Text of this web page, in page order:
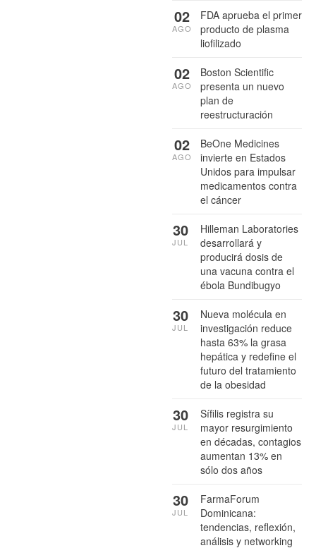
FDA aprueba el primer
producto de plasma
liofilizado
02
AGO
Boston Scientific
presenta un nuevo
plan de
reestructuración
02
AGO
BeOne Medicines
invierte en Estados
Unidos para impulsar
medicamentos contra
el cáncer
02
AGO
Hilleman Laboratories
desarrollará y
producirá dosis de
una vacuna contra el
ébola Bundibugyo
30
JUL
Nueva molécula en
investigación reduce
hasta 63% la grasa
hepática y redefine el
futuro del tratamiento
de la obesidad
30
JUL
Sífilis registra su
mayor resurgimiento
en décadas, contagios
aumentan 13% en
sólo dos años
30
JUL
FarmaForum
Dominicana:
tendencias, reflexión,
análisis y networking
30
JUL